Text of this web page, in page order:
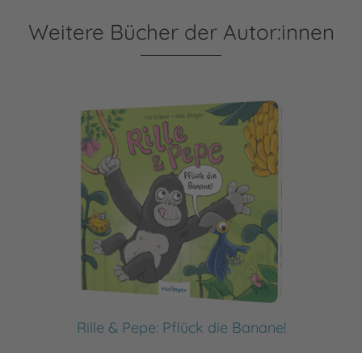
Weitere Bücher der Autor:innen
Rille & Pepe: Pflück die Banane!